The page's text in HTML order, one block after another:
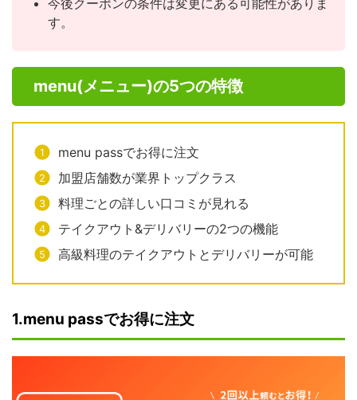
す。
menu(メニュー)の5つの特徴
menu passでお得に注文
加盟店舗数が業界トップクラス
料理ごとの詳しい口コミが見れる
テイクアウト&デリバリーの2つの機能
高級料理のテイクアウトとデリバリーが可能
1.menu passでお得に注文